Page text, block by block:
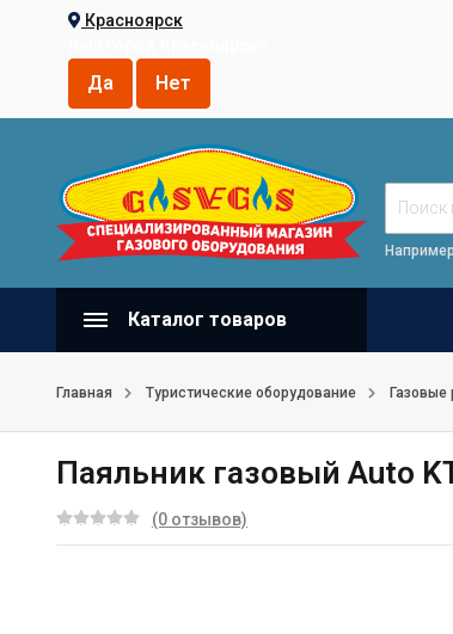
Красноярск
Каталог товаров
Главная Туристические оборудование Газовые
Паяльник газовый Auto
(0 отзывов)